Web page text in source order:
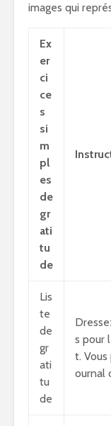
images qui
Ex
er
ci
ce
s
si
m
pl
es
de
gr
ati
tu
de
Lis
te
de
gr
ati
tu
de
s pour
t.
ournal